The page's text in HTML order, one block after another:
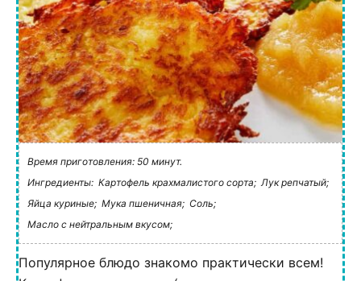
Время приготовления: 50 минут.
Ингредиенты: Картофель крахмалистого сорта; Лук репчатый;
Яйца куриные; Мука пшеничная; Соль;
Масло с нейтральным вкусом;
Популярное блюдо знакомо практически всем!